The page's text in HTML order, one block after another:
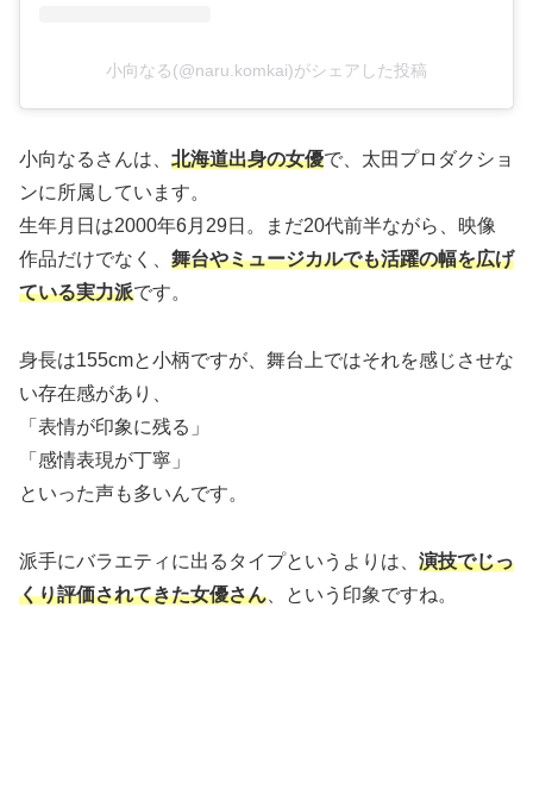
小向なる(@naru.komkai)がシェアした投稿
小向なるさんは、 北海道出身の女優で、太田プロダクショ
ンに所属しています。
生年月日は2000年6月29日。まだ20代前半ながら、映像
作品だけでなく、 舞台やミュージカルでも活躍の幅を広げ
ている実力派です。
身長は155cmと小柄ですが、舞台上ではそれを感じさせな
い存在感があり、
「表情が印象に残る」
「感情表現が丁寧」
といった声も多いんです。
派手にバラエティに出るタイプというよりは、 演技でじっ
くり評価されてきた女優さん 、という印象ですね。